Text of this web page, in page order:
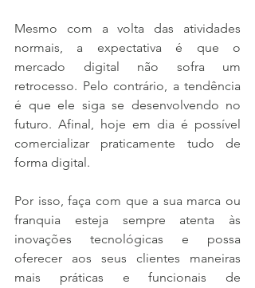
Mesmo com a volta das atividades
normais, a expectativa é que o
mercado digital não sofra um
retrocesso. Pelo contrário, a tendência
é que ele siga se desenvolvendo no
futuro. Afinal, hoje em dia é possível
comercializar praticamente tudo de
forma digital.
Por isso, faça com que a sua marca ou
franquia esteja sempre atenta às
inovações tecnológicas e possa
oferecer aos seus clientes maneiras
mais práticas e funcionais de